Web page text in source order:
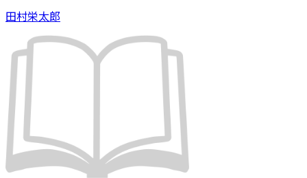
田村栄太郎